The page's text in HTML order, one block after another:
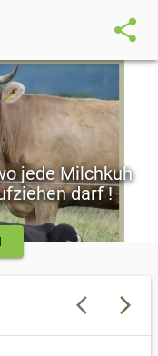
share
jede Milchkuh
darf !
arrow_back_ios arrow_forward_ios